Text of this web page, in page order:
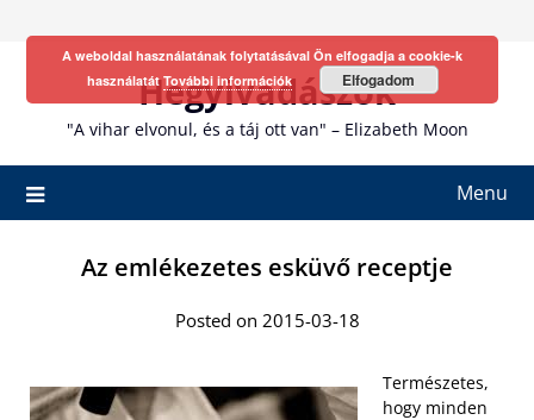
Hegyivadászok
"A vihar elvonul, és a táj ott van" – Elizabeth Moon
Menu
Az emlékezetes esküvő receptje
Posted on 2015-03-18
Természetes,
hogy minden
A weboldal használatának folytatásával Ön elfogadja a cookie-k
használatátTovábbi információk Elfogadom